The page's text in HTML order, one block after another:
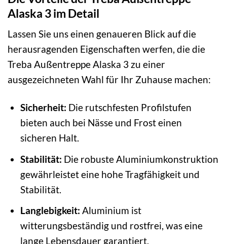
Alaska 3 im Detail
Lassen Sie uns einen genaueren Blick auf die
herausragenden Eigenschaften werfen, die die
Treba Außentreppe Alaska 3 zu einer
ausgezeichneten Wahl für Ihr Zuhause machen:
Sicherheit: Die rutschfesten Profilstufen
bieten auch bei Nässe und Frost einen
sicheren Halt.
Stabilität: Die robuste Aluminiumkonstruktion
gewährleistet eine hohe Tragfähigkeit und
Stabilität.
Langlebigkeit: Aluminium ist
witterungsbeständig und rostfrei, was eine
lange Lebensdauer garantiert.